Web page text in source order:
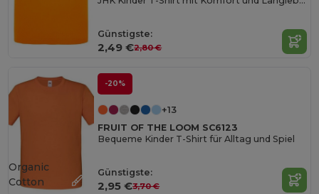
Günstigste:
2,49 €2,80 €
-20%
+13
FRUIT OF THE LOOM SC6123
Bequeme Kinder T-Shirt für Alltag und Spiel
Günstigste:
2,95 €3,70 €
Organic
Cotton